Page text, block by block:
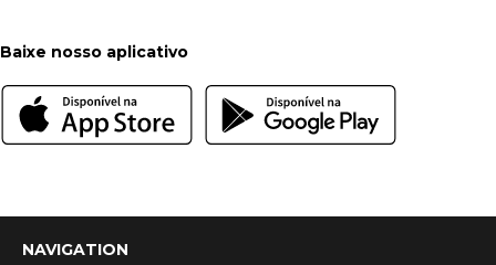
Baixe nosso aplicativo
NAVIGATION